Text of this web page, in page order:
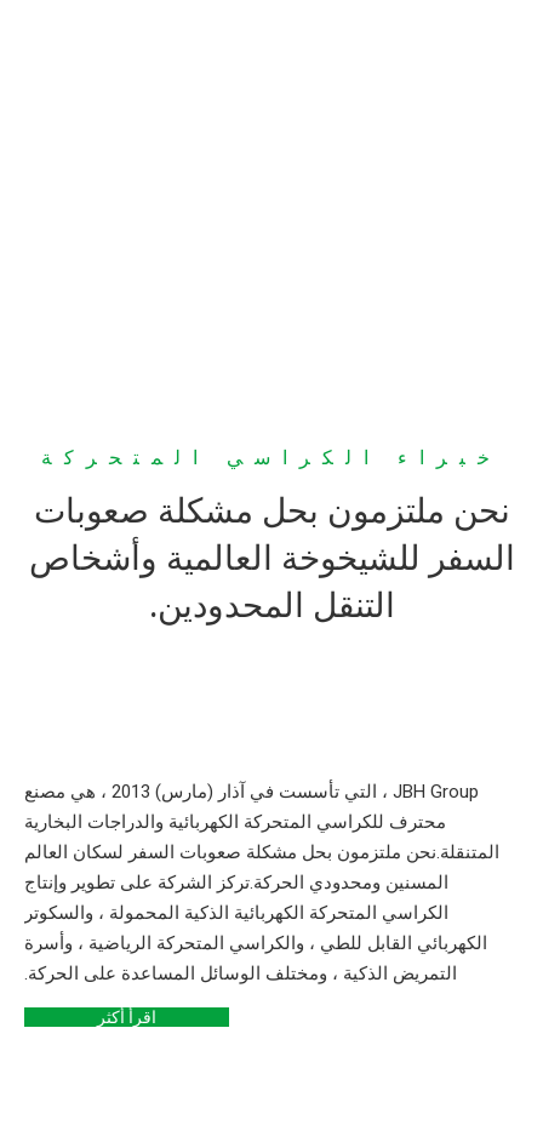
خبراء الكراسي المتحركة
نحن ملتزمون بحل مشكلة صعوبات
السفر للشيخوخة العالمية وأشخاص
التنقل المحدودين.
JBH Group ، التي تأسست في آذار (مارس) 2013 ، هي مصنع
محترف للكراسي المتحركة الكهربائية والدراجات البخارية
المتنقلة.نحن ملتزمون بحل مشكلة صعوبات السفر لسكان العالم
المسنين ومحدودي الحركة.تركز الشركة على تطوير وإنتاج
الكراسي المتحركة الكهربائية الذكية المحمولة ، والسكوتر
الكهربائي القابل للطي ، والكراسي المتحركة الرياضية ، وأسرة
التمريض الذكية ، ومختلف الوسائل المساعدة على الحركة.
اقرأ أكثر